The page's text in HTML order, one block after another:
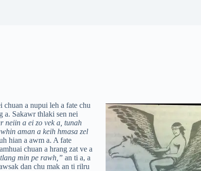
chuan a nupui leh a fate chu
a. Sakawr thlaki sen nei
neiin a ei zo vek a, tunah
aman a keih hmasa zel
hian a awm a. A fate
chuan a hrang zat ve a
min pe rawh,” an ti a, a
dan chu mak an ti rilru